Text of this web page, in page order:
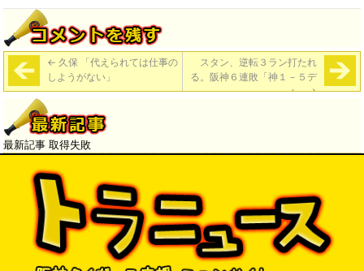
← 久保 「代えられては仕事の
しようがない」
スタン、逆転３ラン打たれ
る。阪神６連敗「神１－５デ
ィ」→
最新記事 取得失敗